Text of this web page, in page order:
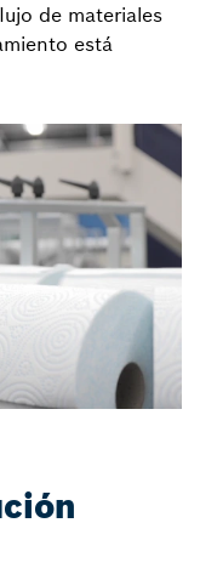
de materiales
está